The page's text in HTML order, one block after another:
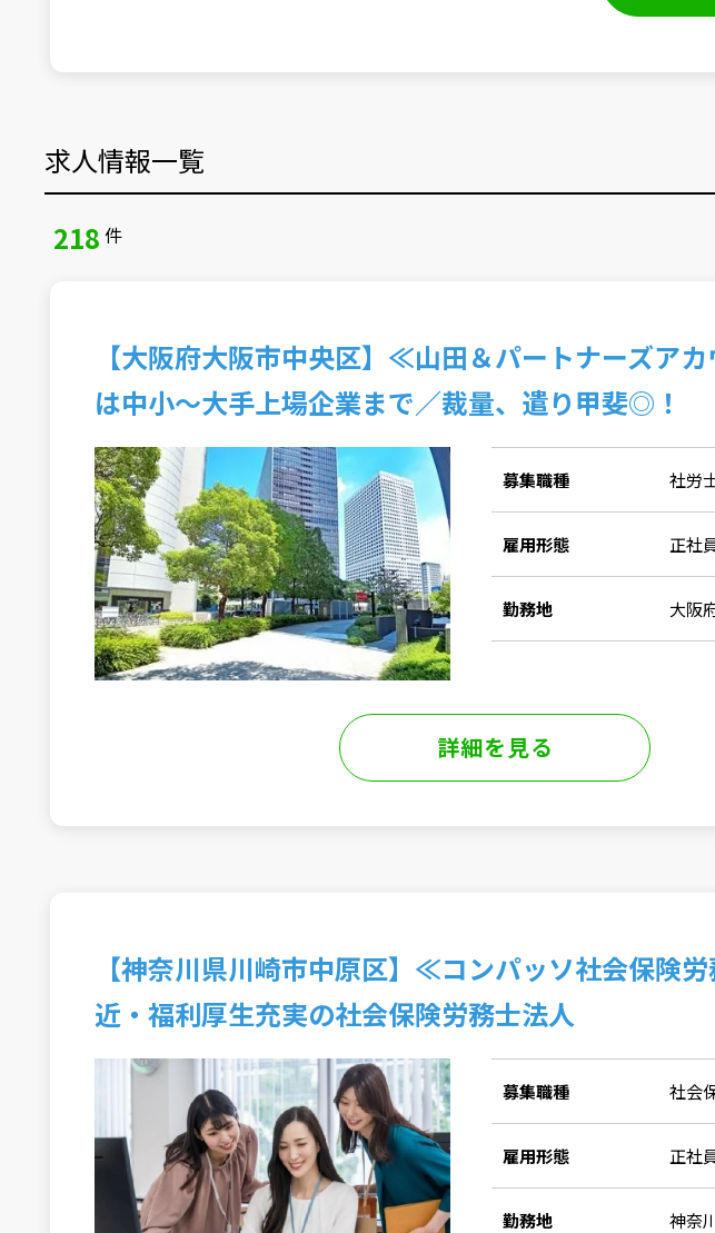
求人情報一覧
218 件
【大阪府大阪市中央区】≪山田＆パートナーズア
は中小～大手上場企業まで／裁量、遣り甲斐◎！
募集職種 社労
雇用形態 正社
勤務地 大阪
詳細を見る
【神奈川県川崎市中原区】≪コンパッソ社会保険
近・福利厚生充実の社会保険労務士法人
募集職種 社会
雇用形態 正社
勤務地 神奈